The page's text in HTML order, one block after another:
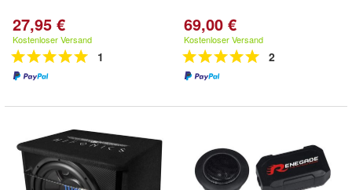
27,95 €
Kostenloser Versand
1
69,00 €
Kostenloser Versand
2